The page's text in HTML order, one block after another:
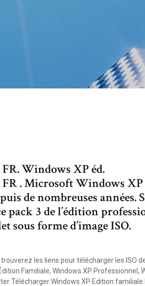
Windows XP éd.
. Microsoft Windows XP
de nombreuses années.
pack 3 de l’édition
sous forme d’image ISO.
les liens pour télécharger les ISO
Familiale, Windows XP Professionnel,
Télécharger Windows XP Edition familiale